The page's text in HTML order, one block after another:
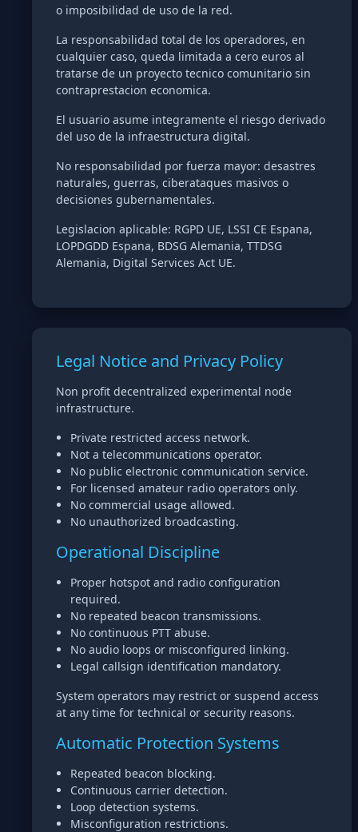
o imposibilidad de uso de la red.
La responsabilidad total de los operadores, en
cualquier caso, queda limitada a cero euros al
tratarse de un proyecto tecnico comunitario sin
contraprestacion economica.
El usuario asume integramente el riesgo derivado
del uso de la infraestructura digital.
No responsabilidad por fuerza mayor: desastres
naturales, guerras, ciberataques masivos o
decisiones gubernamentales.
Legislacion aplicable: RGPD UE, LSSI CE Espana,
LOPDGDD Espana, BDSG Alemania, TTDSG
Alemania, Digital Services Act UE.
Legal Notice and Privacy Policy
Non profit decentralized experimental node
infrastructure.
Private restricted access network.
Not a telecommunications operator.
No public electronic communication service.
For licensed amateur radio operators only.
No commercial usage allowed.
No unauthorized broadcasting.
Operational Discipline
Proper hotspot and radio configuration
required.
No repeated beacon transmissions.
No continuous PTT abuse.
No audio loops or misconfigured linking.
Legal callsign identification mandatory.
System operators may restrict or suspend access
at any time for technical or security reasons.
Automatic Protection Systems
Repeated beacon blocking.
Continuous carrier detection.
Loop detection systems.
Misconfiguration restrictions.